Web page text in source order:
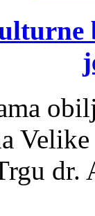
dr.